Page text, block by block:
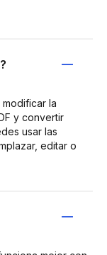
la
y convertir
usar las
editar o